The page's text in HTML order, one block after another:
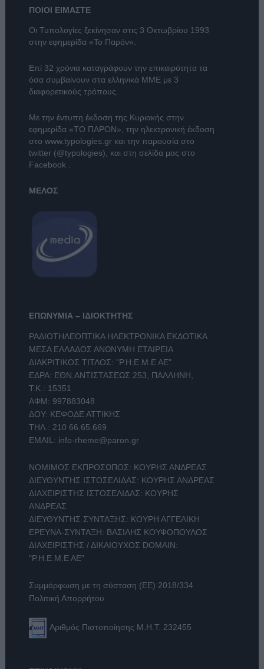
ΠΟΙΟΙ ΕΙΜΑΣΤΕ
Οι Τυπολογίες ξεκίνησαν στις 3 Οκτωβρίου 1993
στην εφημερίδα «Το Παρόν».
Επί 32 χρόνια καταγράφουν την επικαιρότητα τα
όσα συμβαίνουν στα ελληνικά ΜΜΕ με 3
διαφορετικούς τρόπους.
Με την έντυπη έκδοση της Κυριακής στην
εφημερίδα «ΤΟ ΠΑΡΟΝ», την ηλεκτρονική έκδοση
στο www.typologies.grκαι την παρουσία στο
twitter (@typologies), και στη σελίδα μας στο
Facebook .
ΜΕΛΟΣ
ΕΠΩΝΥΜΙΑ – ΙΔΙΟΚΤΗΤΗΣ
ΡΑΔΙΟΤΗΛΕΟΠΤΙΚΑ ΗΛΕΚΤΡΟΝΙΚΑ ΕΚΔΟΤΙΚΑ
ΜΕΣΑ ΕΛΛΑΔΟΣ ΑΝΩΝΥΜΗ ΕΤΑΙΡΕΙΑ
ΔΙΑΚΡΙΤΙΚΟΣ ΤΙΤΛΟΣ: "Ρ.Η.Ε.Μ.Ε ΑΕ"
ΕΔΡΑ: ΕΘΝ.ΑΝΤΙΣΤΑΣΕΩΣ 253, ΠΑΛΛΗΝΗ,
Τ.Κ.: 15351
ΑΦΜ: 997883048
ΔΟΥ: ΚΕΦΟΔΕ ΑΤΤΙΚΗΣ
ΤΗΛ.: 210 66.65.669
EMAIL: info-rheme@paron.gr
ΝΟΜΙΜΟΣ ΕΚΠΡΟΣΩΠΟΣ: ΚΟΥΡΗΣ ΑΝΔΡΕΑΣ
ΔΙΕΥΘΥΝΤΗΣ ΙΣΤΟΣΕΛΙΔΑΣ: ΚΟΥΡΗΣ ΑΝΔΡΕΑΣ
ΔΙΑΧΕΙΡΙΣΤΗΣ ΙΣΤΟΣΕΛΙΔΑΣ: ΚΟΥΡΗΣ
ΑΝΔΡΕΑΣ
ΔΙΕΥΘΥΝΤΗΣ ΣΥΝΤΑΞΗΣ: ΚΟΥΡΗ ΑΓΓΕΛΙΚΗ
ΕΡΕΥΝΑ-ΣΥΝΤΑΞΗ: ΒΑΣΙΛΗΣ ΚΟΥΦΟΠΟΥΛΟΣ
ΔΙΑΧΕΙΡΙΣΤΗΣ / ΔΙΚΑΙΟΥΧΟΣ DOMAIN:
"Ρ.Η.Ε.Μ.Ε ΑΕ"
Συμμόρφωση με τη σύσταση (ΕΕ) 2018/334
Πολιτική Απορρήτου
Αριθμός Πιστοποίησης Μ.Η.Τ. 232455